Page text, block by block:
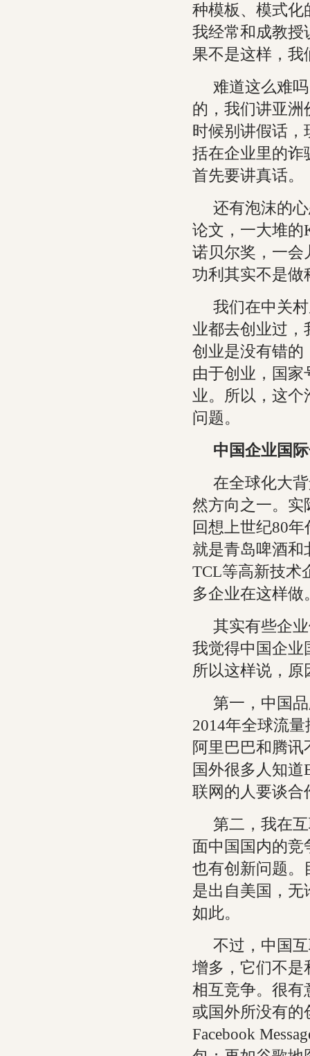
种模板、模式化
我经常和成教授
果不是这样，我
难道这么难
的，我们讲亚洲
时候别讲假话，
括在企业里的诈
首先要讲真话。
还有泡沫的
论文，一大堆的
诺贝尔奖，一会
功利其实不是做
我们在中关
业都去创业过，
创业是没有错的
由于创业，国家
业。所以，这个
问题。
中国企业国
在全球化大
然方向之一。实
回想上世纪80
就是青岛啤酒和
TCL等高新技术
多企业在这样做
其实有些企
我觉得中国企业
所以这样说，原
第一，中国
2014年全球流
阿里巴巴和腾讯
国外很多人知
联网的人要谈合
第二，我在
面中国国内的竞
也有创新问题。
是出自美国，无
如此。
不过，中国
增多，它们不是
相互竞争。很有
或国外所没有的
Facebook